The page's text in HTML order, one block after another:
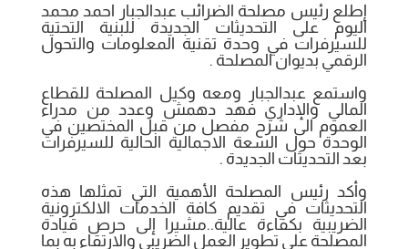
إطلع رئيس مصلحة الضرائب عبدالجبار احمد محمد
اليوم على التحديثات الجديدة للبنية التحتية
للسيرفرات في وحدة تقنية المعلومات والتحول
الرقمي بديوان المصلحة .
واستمع عبدالجبار ومعه وكيل المصلحة للقطاع
المالي والإداري فهد دهمش وعدد من مدراء
العموم الى شرح مفصل من قبل المختصين في
الوحدة حول السعة الاجمالية الحالية للسيرفرات
بعد التحديثات الجديدة .
وأكد رئيس المصلحة الأهمية التي تمثلها هذه
التحديثات في تقديم كافة الخدمات الالكترونية
الضريبية بكفاءة عالية..مشيرا إلى حرص قيادة
المصلحة على تطوير العمل الضريبي والارتقاء به بما